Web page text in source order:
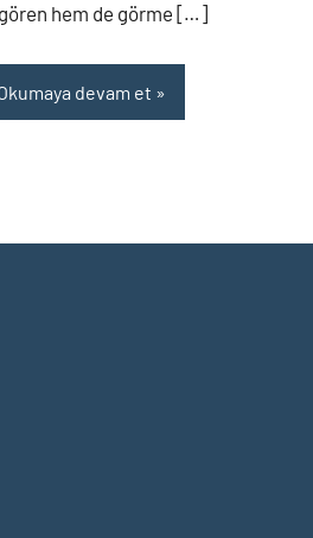
hem de görme […]
devam et